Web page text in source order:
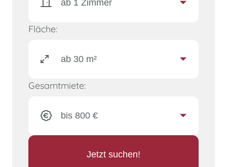
Fläche:
Gesamtmiete:
Jetzt suchen!